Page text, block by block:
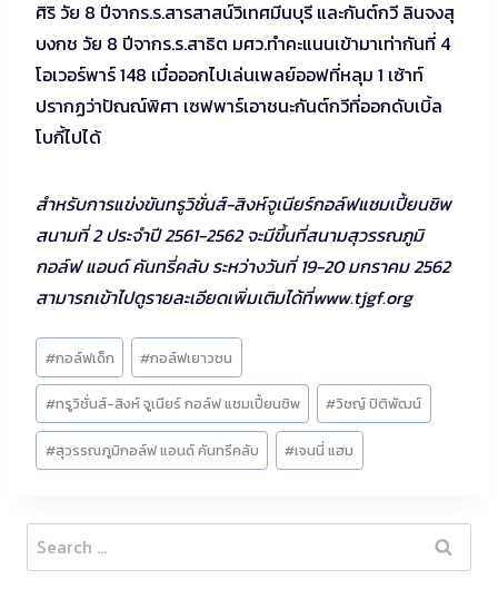
ศิริ วัย 8 ปีจากร.ร.สารสาสน์วิเทศมีนบุรี และกันต์กวี ลินจงสุ
บงกช วัย 8 ปีจากร.ร.สาธิต มศว.ทำคะแนนเข้ามาเท่ากันที่ 4
โอเวอร์พาร์ 148 เมื่อออกไปเล่นเพลย์ออฟที่หลุม 1 เซ้าท์
ปรากฏว่าปัณณ์พิศา เซฟพาร์เอาชนะกันต์กวีที่ออกดับเบิ้ล
โบกี้ไปได้
สำหรับการแข่งขันทรูวิชั่นส์-สิงห์จูเนียร์กอล์ฟแชมเปี้ยนชิพ
สนามที่ 2 ประจำปี 2561-2562 จะมีขึ้นที่สนามสุวรรณภูมิ
กอล์ฟ แอนด์ คันทรี่คลับ ระหว่างวันที่ 19-20 มกราคม 2562
สามารถเข้าไปดูรายละเอียดเพิ่มเติมได้ที่www.tjgf.org
Post
Tags:
#กอล์ฟเด็ก #กอล์ฟเยาวชน
#ทรูวิชั่นส์-สิงห์ จูเนียร์ กอล์ฟ แชมเปี้ยนชิพ #วิชญ์ ปิติพัฒน์
#สุวรรณภูมิกอล์ฟ แอนด์ คันทรีคลับ #เจนนี่ แฮม
Search
for: